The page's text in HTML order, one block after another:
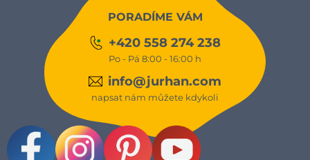
PORADÍME VÁM
+420 558 274 238
Po - Pá 8:00 - 16:00 h
info@jurhan.com
napsat nám můžete kdykoli